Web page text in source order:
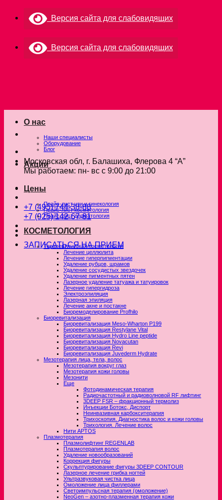
Версия сайта для слабовидящих
Версия сайта для слабовидящих
Московская обл, г. Балашиха, Флерова 4 “А”
Мы работаем: пн- вс с 9:00 до 21:00
+7 (495) 744-38-88
+7 (925) 142-67-81
ЗАПИСАТЬСЯ НА ПРИЕМ
О нас
Наши специалисты
Оборудование
Блог
Акции
Цены
Прайс-лист узи и гинекология
Прайс-лист косметология
Прайс-лист дерматология
КОСМЕТОЛОГИЯ
Терапевтическая косметология
Лечение целлюлита
Лечение гиперпигментации
Удаление рубцов, шрамов
Удаление сосудистых звездочек
Удаление пигментных пятен
Лазерное удаление татуажа и татуировок
Лечение гипергидроза
Электроэпиляция
Лазерная эпиляция
Лечение акне и постакне
Биоремоделирование Profhilo
Биоревитализация
Биоревитализация Meso-Wharton P199
Биоревитализация Restylane Vital
Биоревитализация Hydro Line peptide
Биоревитализация Novacutan
Биоревитализация Revi
Биоревитализация Juvederm Hydrate
Мезотерапия лица, тела, волос
Мезотерапия вокруг глаз
Мезотерапия кожи головы
Мезонити
Еще
Фотодинамическая терапия
Радиочастотный и радиоволновой RF лифтинг
3DEEP FSR – фракционный термолиз
Инъекции Ботокс, Диспорт
Неинвазивная карбокситерапия
Трихоскопия. Диагностика волос и кожи головы
Трихология. Лечение волос
Нити APTOS
Плазмотерапия
Плазмолифтинг REGENLAB
Плазмотерапия волос
Удаление новообразований
Коррекция фигуры
Скульптурирование фигуры 3DEEP CONTOUR
Лазерное лечение грибка ногтей
Ультразвуковая чистка лица
Омоложение лица филлерами
Светоимпульсная терапия (омоложение)
NeoGen – азотно-плазменная терапия кожи